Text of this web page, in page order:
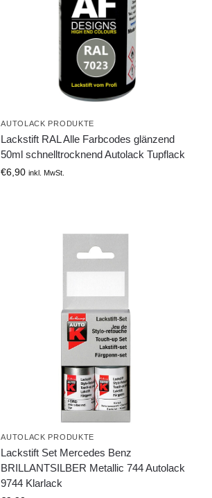
AUTOLACK PRODUKTE
Lackstift RAL Alle Farbcodes glänzend
50ml schnelltrocknend Autolack Tupflack
€6,90 inkl. MwSt.
AUTOLACK PRODUKTE
Lackstift Set Mercedes Benz
BRILLANTSILBER Metallic 744 Autolack
9744 Klarlack